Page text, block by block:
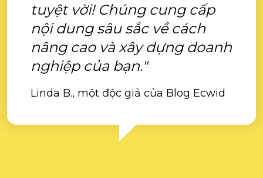
tuyệt vời! Chúng cung cấp
nội dung sâu sắc về cách
nâng cao và xây dựng doanh
nghiệp của bạn."
Linda B., một độc giả của Blog Ecwid